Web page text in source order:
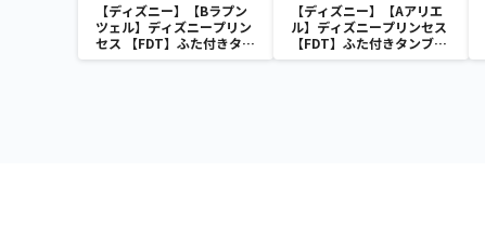
【ディズニー】【Bラプン
ツェル】ディズニープリン
セス 【FDT】ふた付きタン
ブラー
【ディズニー】【Aアリエ
ル】ディズニープリンセス
【FDT】ふた付きタンブラ
ー